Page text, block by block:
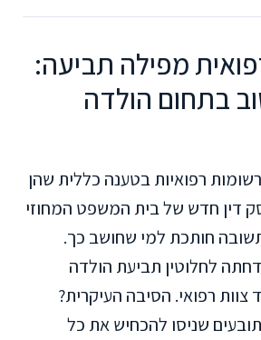
מפילה תביעה:
בתחום הולדה
רפואיות בטענה כללית שהן
דין חדש של בית המשפט המחוזי
חותכת למי שחושב כך.
לחלוטין תביעת הולדה
צוות רפואי. הסיבה העיקרית?
שניסו להכחיש את כל